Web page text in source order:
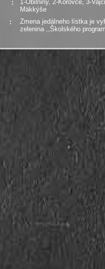
:
1-Obilniny, 2-Kôrovce, 3-
Mäkkýše
:
Zmena jedálneho lístka je
zelenina ,,Školského